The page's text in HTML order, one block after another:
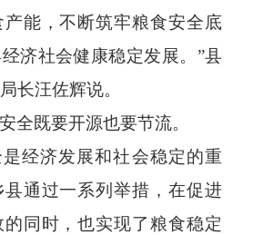
能，不断筑牢粮食安全底
济社会健康稳定发展。”县
长汪佐辉说。
全既要开源也要节流。
经济发展和社会稳定的重
通过一系列举措，在促进
同时，也实现了粮食稳定